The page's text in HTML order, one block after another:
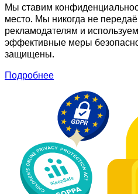
Мы ставим
место. Мы никогда не
рекламодателям и
эффективные меры
защищены.
Подробнее